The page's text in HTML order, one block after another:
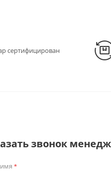
сертифицирован
звонок
*